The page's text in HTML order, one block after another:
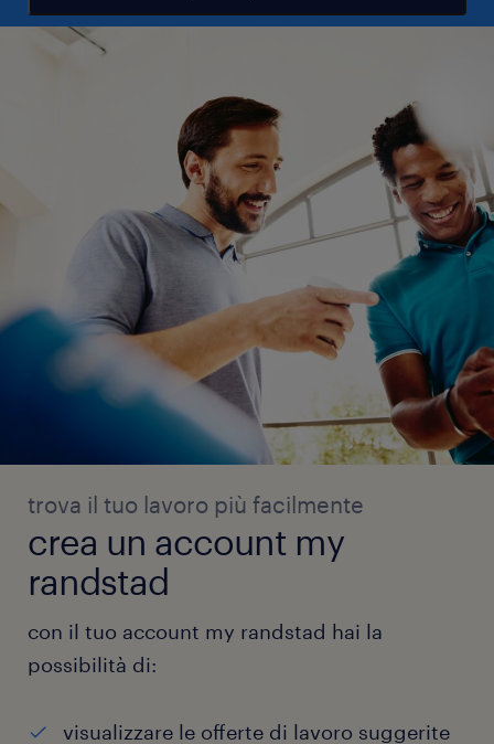
trova il tuo lavoro più facilmente
crea un account my
randstad
con il tuo account my randstad hai la
possibilità di:
visualizzare le offerte di lavoro suggerite